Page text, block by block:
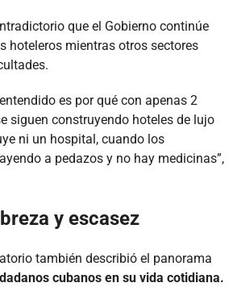
que el Gobierno continúe
hoteleros mientras otros sectores
es por qué con apenas 2
siguen construyendo hoteles de lujo
ni un hospital, cuando los
a pedazos y no hay medicinas”,
y escasez
también describió el panorama
cubanos en su vida cotidiana.